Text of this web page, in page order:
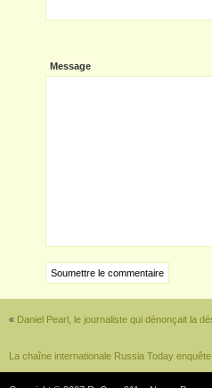
Message
« Daniel Pearl, le journaliste qui dénonçait la
La chaîne internationale Russia Today